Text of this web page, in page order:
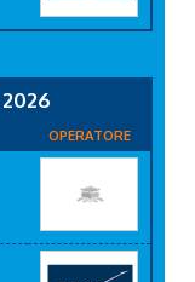
2026
OPERATORE